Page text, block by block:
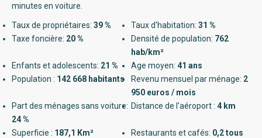
minutes en voiture.
Taux de propriétaires: 39 % Taux d'habitation: 31 %
Taxe foncière: 20 % Densité de population: 762
hab/km²
Enfants et adolescents: 21 % Age moyen: 41 ans
Population : 142 668 habitants Revenu mensuel par ménage: 2
950 euros / mois
Part des ménages sans voiture:
24 %
Distance de l'aéroport : 4 km
Superficie : 187,1 Km² Restaurants et cafés: 0,2 tous